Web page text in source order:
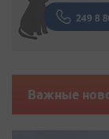
Важные